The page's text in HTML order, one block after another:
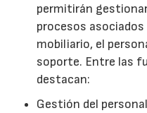
permitirán
procesos
mobiliario, el
soporte. Entre las
destacan:
Gestión del